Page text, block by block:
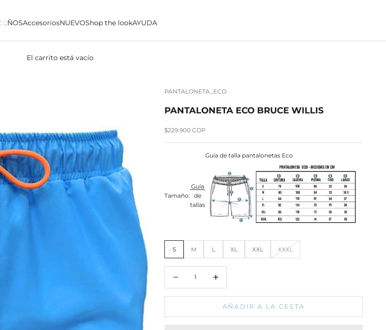
NIÑOSAccesoriosNUEVOShop the lookAYUDA
El carrito está vacío
PANTALONETA_ECO
PANTALONETA ECO BRUCE WILLIS
Precio de oferta
$229.900 COP
Tamaño:
Guía
de
tallas
Guía de talla pantalonetas Eco
S M L XL XXL XXXL
AÑADIR A LA CESTA